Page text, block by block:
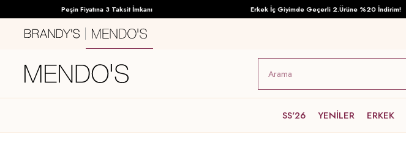
Peşin Fiyatına 3 Taksit İmkanı Erkek İç Giyimde Geçerli 2.Ürüne %20 İndirim!
SS'26 YENİLER ERKEK